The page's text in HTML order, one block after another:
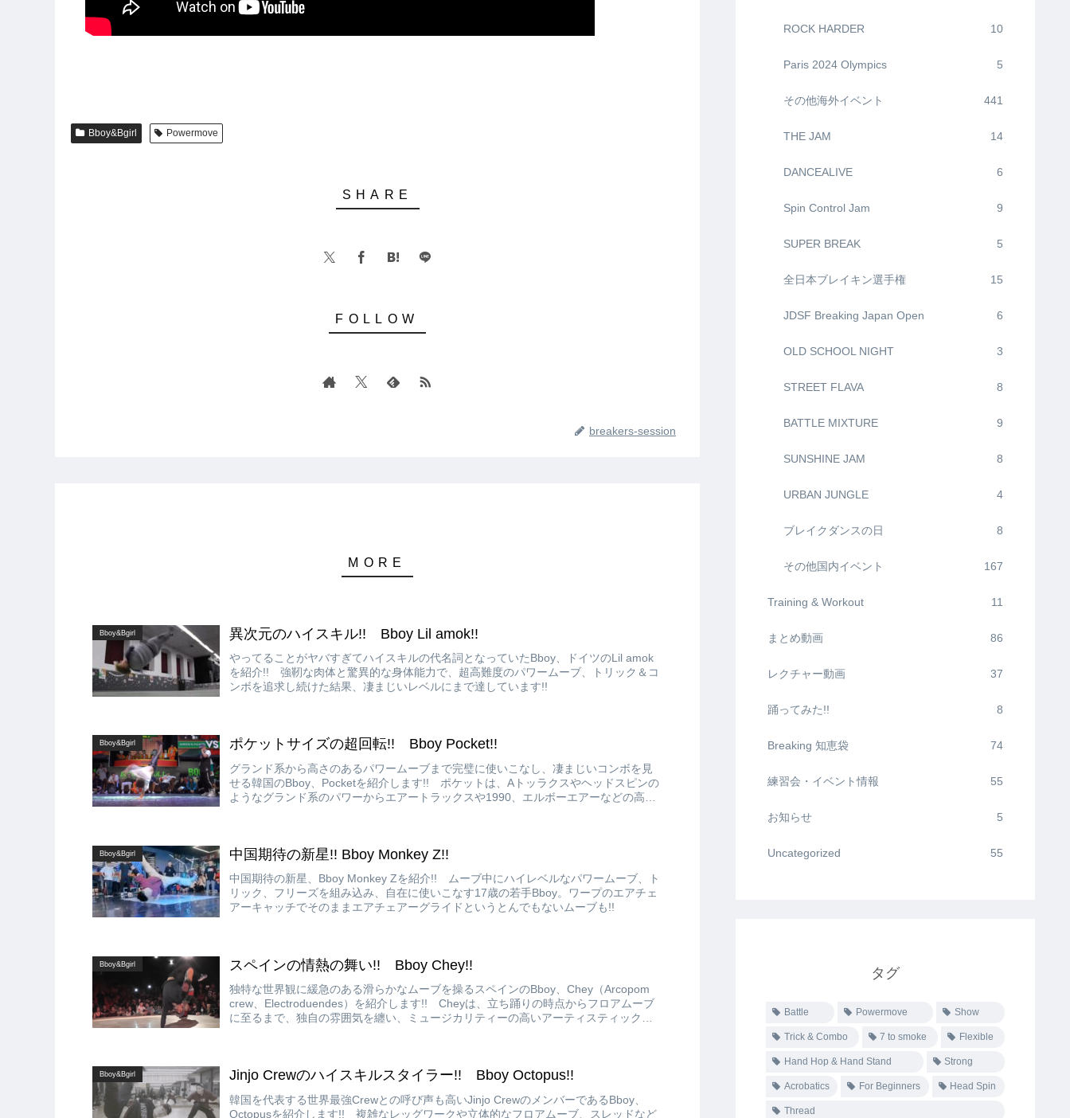
Bboy&Bgirl Powermove
breakers-session
Bboy&Bgirl 異次元のハイスキル!! Bboy Lil amok!!
やってることがヤバすぎてハイスキルの代名詞となっていたBboy、ドイツのLil amok
を紹介!! 強靭な肉体と驚異的な身体能力で、超高難度のパワームーブ、トリック＆コ
ンボを追求し続けた結果、凄まじいレベルにまで達しています!!
Bboy&Bgirl ポケットサイズの超回転!! Bboy Pocket!!
グランド系から高さのあるパワームーブまで完璧に使いこなし、凄まじいコンボを見
せる韓国のBboy、Pocketを紹介します!! ポケットは、Aトッラクスやヘッドスピンの
ようなグランド系のパワーからエアートラックスや1990、エルボーエアーなどの高さ
Bboy&Bgirl 中国期待の新星!! Bboy Monkey Z!!
中国期待の新星、Bboy Monkey Zを紹介!! ムーブ中にハイレベルなパワームーブ、ト
リック、フリーズを組み込み、自在に使いこなす17歳の若手Bboy。ワープのエアチェ
アーキャッチでそのままエアチェアーグライドというとんでもないムーブも!!
Bboy&Bgirl スペインの情熱の舞い!! Bboy Chey!!
独特な世界観に緩急のある滑らかなムーブを操るスペインのBboy、Chey（Arcopom
crew、Electroduendes）を紹介します!! Cheyは、立ち踊りの時点からフロアムーブ
に至るまで、独自の雰囲気を纏い、ミュージカリティーの高いアーティスティックな
Bboy&Bgirl Jinjo Crewのハイスキルスタイラー!! Bboy Octopus!!
韓国を代表する世界最強Crewとの呼び声も高いJinjo CrewのメンバーであるBboy、
Octopusを紹介します!! 複雑なレッグワークや立体的なフロアムーブ、スレッドなど
ROCK HARDER 10
Paris 2024 Olympics 5
その他海外イベント 441
THE JAM 14
DANCEALIVE 6
Spin Control Jam 9
SUPER BREAK 5
全日本ブレイキン選手権 15
JDSF Breaking Japan Open 6
OLD SCHOOL NIGHT 3
STREET FLAVA 8
BATTLE MIXTURE 9
SUNSHINE JAM 8
URBAN JUNGLE 4
ブレイクダンスの日 8
その他国内イベント 167
Training & Workout 11
まとめ動画 86
レクチャー動画 37
踊ってみた!! 8
Breaking 知恵袋 74
練習会・イベント情報 55
お知らせ 5
Uncategorized 55
タグ
Battle Powermove Show
Trick & Combo 7 to smoke Flexible
Hand Hop & Hand Stand Strong
Acrobatics For Beginners Head Spin
Thread